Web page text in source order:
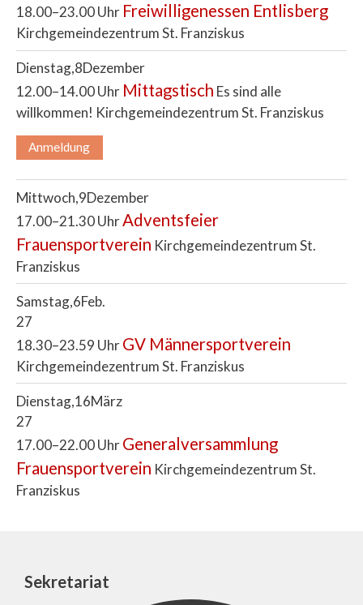
18.00–23.00 Uhr Freiwilligenessen Entlisberg
Kirchgemeindezentrum St. Franziskus
Dienstag 8Dezember
12.00–14.00 Uhr Mittagstisch Es sind alle
willkommen! Kirchgemeindezentrum St. Franziskus
Anmeldung
Mittwoch 9Dezember
17.00–21.30 UhrAdventsfeier
Frauensportverein Kirchgemeindezentrum St.
Franziskus
Samstag 6Feb.
27
18.30–23.59 UhrGV Männersportverein
Kirchgemeindezentrum St. Franziskus
Dienstag 16März
27
17.00–22.00 UhrGeneralversammlung
Frauensportverein Kirchgemeindezentrum St.
Franziskus
Sekretariat